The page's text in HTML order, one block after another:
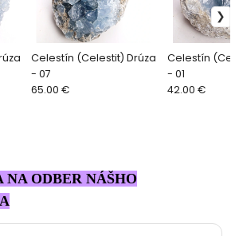
Celestín (Celestit) Drúza
- 07
65.00 €
Celestín
- 01
42.00 €
NA ODBER NÁŠHO